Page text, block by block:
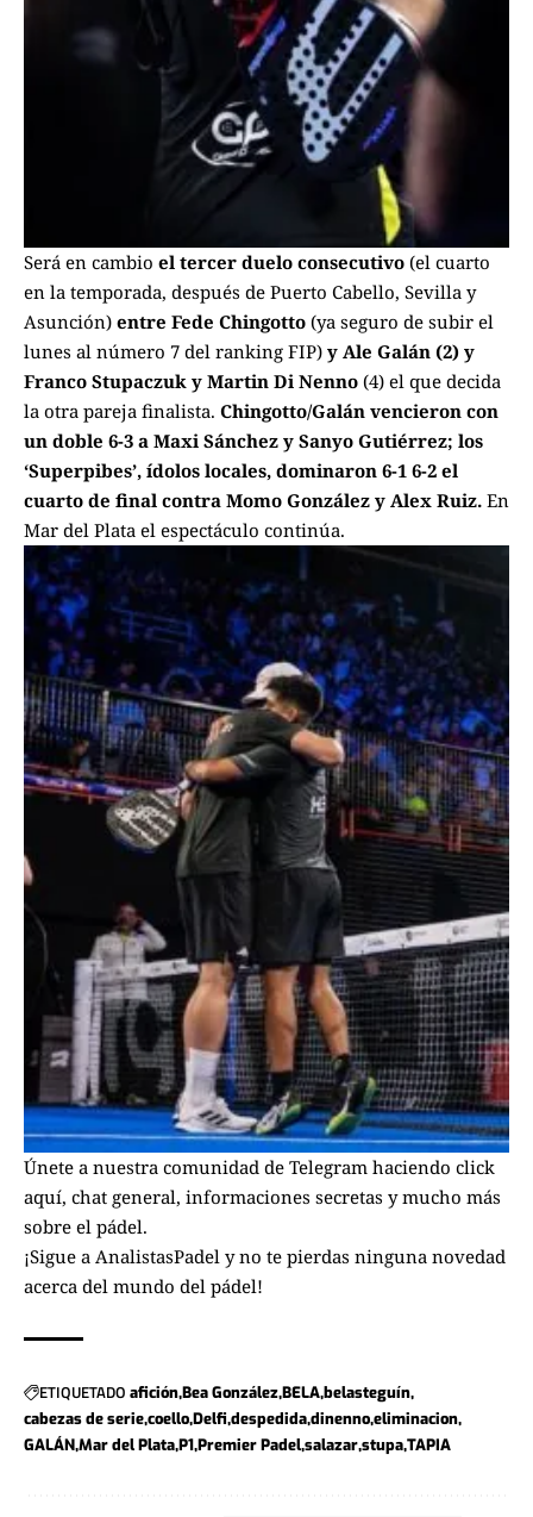
Será en cambio el tercer duelo consecutivo (el cuarto
en la temporada, después de Puerto Cabello, Sevilla y
Asunción) entre Fede Chingotto (ya seguro de subir el
lunes al número 7 del ranking FIP) y Ale Galán (2) y
Franco Stupaczuk y Martin Di Nenno (4) el que decida
la otra pareja finalista. Chingotto/Galán vencieron con
un doble 6-3 a Maxi Sánchez y Sanyo Gutiérrez; los
‘Superpibes’, ídolos locales, dominaron 6-1 6-2 el
cuarto de final contra Momo González y Alex Ruiz. En
Mar del Plata el espectáculo continúa.
Únete a nuestra comunidad de Telegram haciendo click
aquí, chat general, informaciones secretas y mucho más
sobre el pádel.
¡Sigue a AnalistasPadel y no te pierdas ninguna novedad
acerca del mundo del pádel!
ETIQUETADO aficiónBea GonzálezBELAbelasteguín
cabezas de seriecoelloDelfidespedidadinennoeliminacion
GALÁNMar del PlataP1Premier PadelsalazarstupaTAPIA